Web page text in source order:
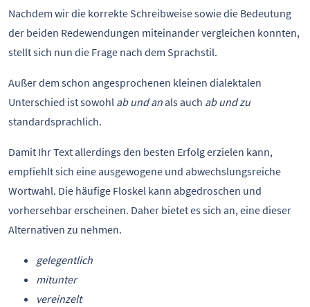
Nachdem wir die korrekte Schreibweise sowie die Bedeutung
der beiden Redewendungen miteinander vergleichen konnten,
stellt sich nun die Frage nach dem Sprachstil.
Außer dem schon angesprochenen kleinen dialektalen
Unterschied ist sowohl ab und anals auch ab und zu
standardsprachlich.
Damit Ihr Text allerdings den besten Erfolg erzielen kann,
empfiehlt sich eine ausgewogene und abwechslungsreiche
Wortwahl. Die häufige Floskel kann abgedroschen und
vorhersehbar erscheinen. Daher bietet es sich an, eine dieser
Alternativen zu nehmen.
gelegentlich
mitunter
vereinzelt